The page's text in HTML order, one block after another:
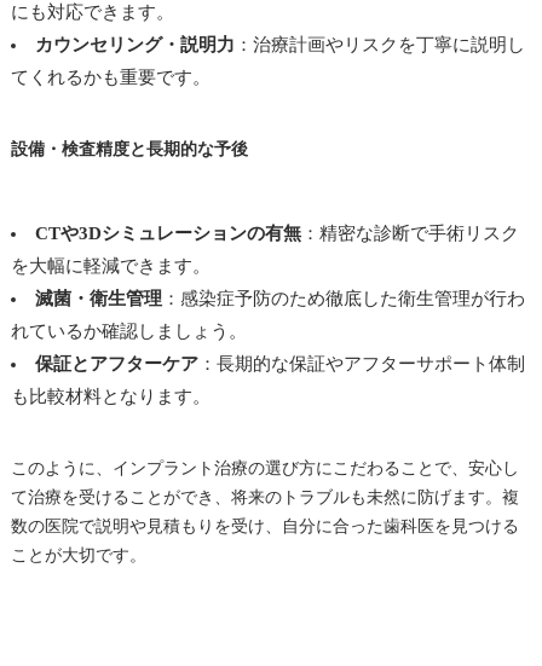
にも対応できます。
カウンセリング・説明力 ：治療計画やリスクを丁寧に説明し
てくれるかも重要です。
設備・検査精度と長期的な予後
CTや3Dシミュレーションの有無：精密な診断で手術リスク
を大幅に軽減できます。
滅菌・衛生管理：感染症予防のため徹底した衛生管理が行わ
れているか確認しましょう。
保証とアフターケア：長期的な保証やアフターサポート体制
も比較材料となります。
このように、インプラント治療の選び方にこだわることで、安心し
て治療を受けることができ、将来のトラブルも未然に防げます。複
数の医院で説明や見積もりを受け、自分に合った歯科医を見つける
ことが大切です。